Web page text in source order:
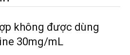
không được dùng
30mg/mL